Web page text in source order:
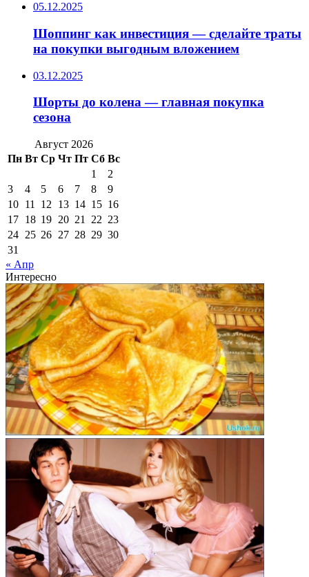
05.12.2025
Шоппинг как инвестиция — сделайте траты
на покупки выгодным вложением
03.12.2025
Шорты до колена — главная покупка
сезона
Август 2026
Пн Вт Ср Чт Пт Сб Вс
1
2
3
4 5 6 7 8
9
10 11 12 13 14 15 16
17 18 19 20 21 22 23
24 25 26 27 28 29 30
31
« Апр
Интересно